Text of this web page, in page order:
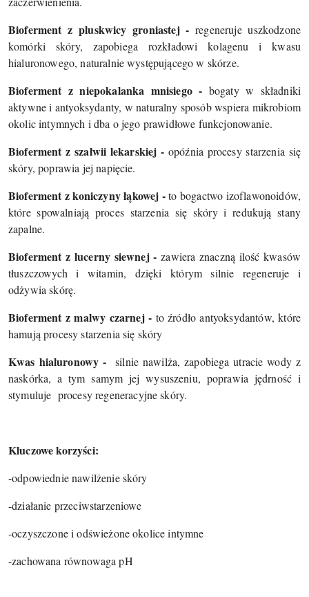
Bioferment z pluskwicy groniastej - regeneruje uszkodzone
komórki skóry, zapobiega rozkładowi kolagenu i kwasu
hialuronowego, naturalnie występującego w skórze.
Bioferment z niepokalanka mnisiego - bogaty w składniki
aktywne i antyoksydanty, w naturalny sposób wspiera mikrobiom
okolic intymnych i dba o jego prawidłowe funkcjonowanie.
Bioferment z szałwii lekarskiej - opóźnia procesy starzenia się
skóry, poprawia jej napięcie.
Bioferment z koniczyny łąkowej -to bogactwo izoflawonoidów,
które spowalniają proces starzenia się skóry i redukują stany
zapalne.
Bioferment z lucerny siewnej - zawiera znaczną ilość kwasów
tłuszczowych i witamin, dzięki którym silnie regeneruje i
odżywia skórę.
Bioferment z malwy czarnej - to źródło antyoksydantów, które
hamują procesy starzenia się skóry
Kwas hialuronowy -
silnie nawilża, zapobiega utracie wody z
naskórka, a tym samym jej wysuszeniu, poprawia jędrność i
stymuluje procesy regeneracyjne skóry.
Kluczowe korzyści:
-odpowiednie nawilżenie skóry
-działanie przeciwstarzeniowe
-oczyszczone i odświeżone okolice intymne
-zachowana równowaga pH